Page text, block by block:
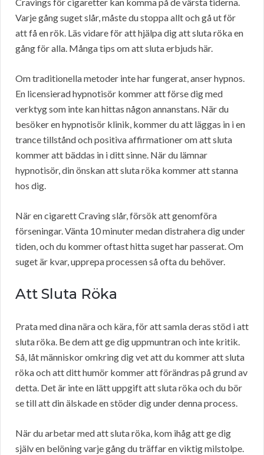
Varje gång suget slår, måste du stoppa allt och gå ut för
att få en rök. Läs vidare för att hjälpa dig att sluta röka en
gång för alla. Många tips om att sluta erbjuds här.
Om traditionella metoder inte har fungerat, anser hypnos.
En licensierad hypnotisör kommer att förse dig med
verktyg som inte kan hittas någon annanstans. När du
besöker en hypnotisör klinik, kommer du att läggas in i en
trance tillstånd och positiva affirmationer om att sluta
kommer att bäddas in i ditt sinne. När du lämnar
hypnotisör, din önskan att sluta röka kommer att stanna
hos dig.
När en cigarett Craving slår, försök att genomföra
förseningar. Vänta 10 minuter medan distrahera dig under
tiden, och du kommer oftast hitta suget har passerat. Om
suget är kvar, upprepa processen så ofta du behöver.
Att Sluta Röka
Prata med dina nära och kära, för att samla deras stöd i att
sluta röka. Be dem att ge dig uppmuntran och inte kritik.
Så, låt människor omkring dig vet att du kommer att sluta
röka och att ditt humör kommer att förändras på grund av
detta. Det är inte en lätt uppgift att sluta röka och du bör
se till att din älskade en stöder dig under denna process.
När du arbetar med att sluta röka, kom ihåg att ge dig
själv en belöning varje gång du träffar en viktig milstolpe.